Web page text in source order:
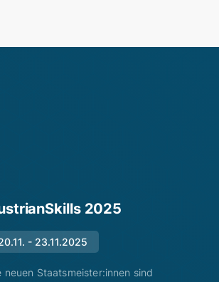
2025
- 23.11.2025
neuen Staatsmeister:innen sind